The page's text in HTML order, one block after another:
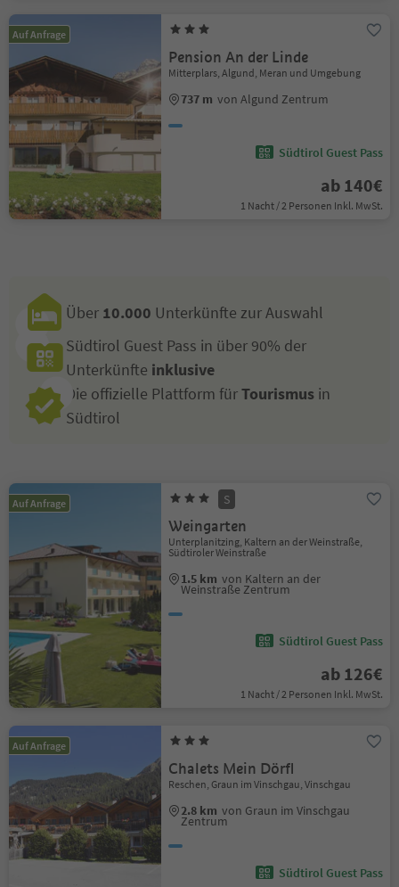
Auf Anfrage
Pension An der Linde
Mitterplars, Algund, Meran und Umgebung
737 m von Algund Zentrum
Südtirol Guest Pass
ab 140€
1 Nacht / 2 Personen Inkl. MwSt.
Über 10.000 Unterkünfte zur Auswahl
Südtirol Guest Pass in über 90% der
Unterkünfte inklusive
Die offizielle Plattform fürTourismus in
Südtirol
Auf Anfrage S
Weingarten
Unterplanitzing, Kaltern an der Weinstraße,
Südtiroler Weinstraße
1.5 km von Kaltern an der
Weinstraße Zentrum
Südtirol Guest Pass
ab 126€
1 Nacht / 2 Personen Inkl. MwSt.
Auf Anfrage
Chalets Mein Dörfl
Reschen, Graun im Vinschgau, Vinschgau
2.8 km von Graun im Vinschgau
Zentrum
Südtirol Guest Pass